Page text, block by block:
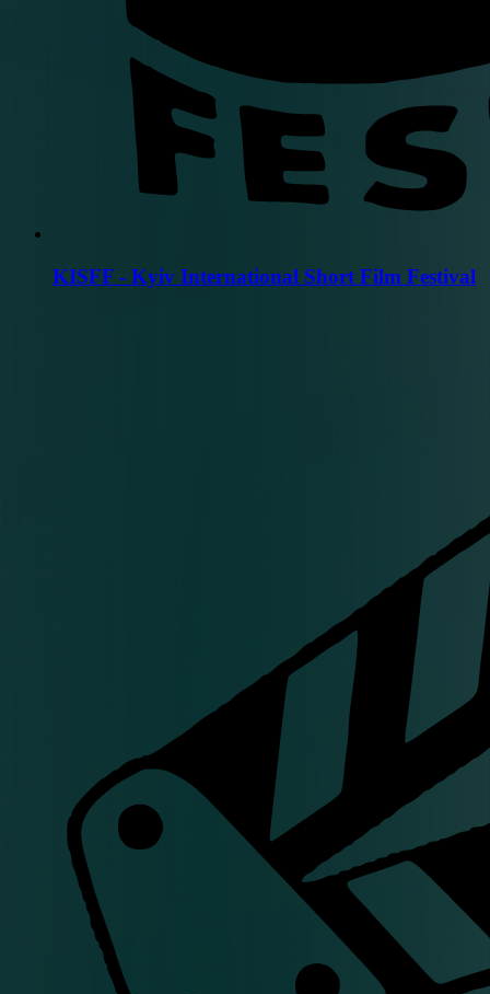
KISFF - Kyiv International Short Film Festival